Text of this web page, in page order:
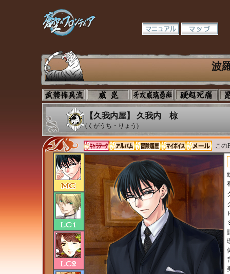
波
【久我内屋】 久我内 椋
(くがうち・りょう)
この